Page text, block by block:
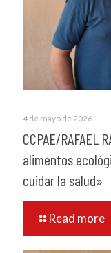
4 de mayo de 2026
CCPAE/RAFAEL
alimentos
cuidar la salud»
Read more